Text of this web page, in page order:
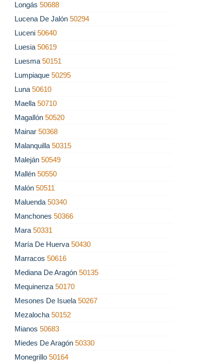
Longás 50688
Lucena De Jalón 50294
Luceni 50640
Luesia 50619
Luesma 50151
Lumpiaque 50295
Luna 50610
Maella 50710
Magallón 50520
Mainar 50368
Malanquilla 50315
Maleján 50549
Mallén 50550
Malón 50511
Maluenda 50340
Manchones 50366
Mara 50331
María De Huerva 50430
Marracos 50616
Mediana De Aragón 50135
Mequinenza 50170
Mesones De Isuela 50267
Mezalocha 50152
Mianos 50683
Miedes De Aragón 50330
Monegrillo 50164